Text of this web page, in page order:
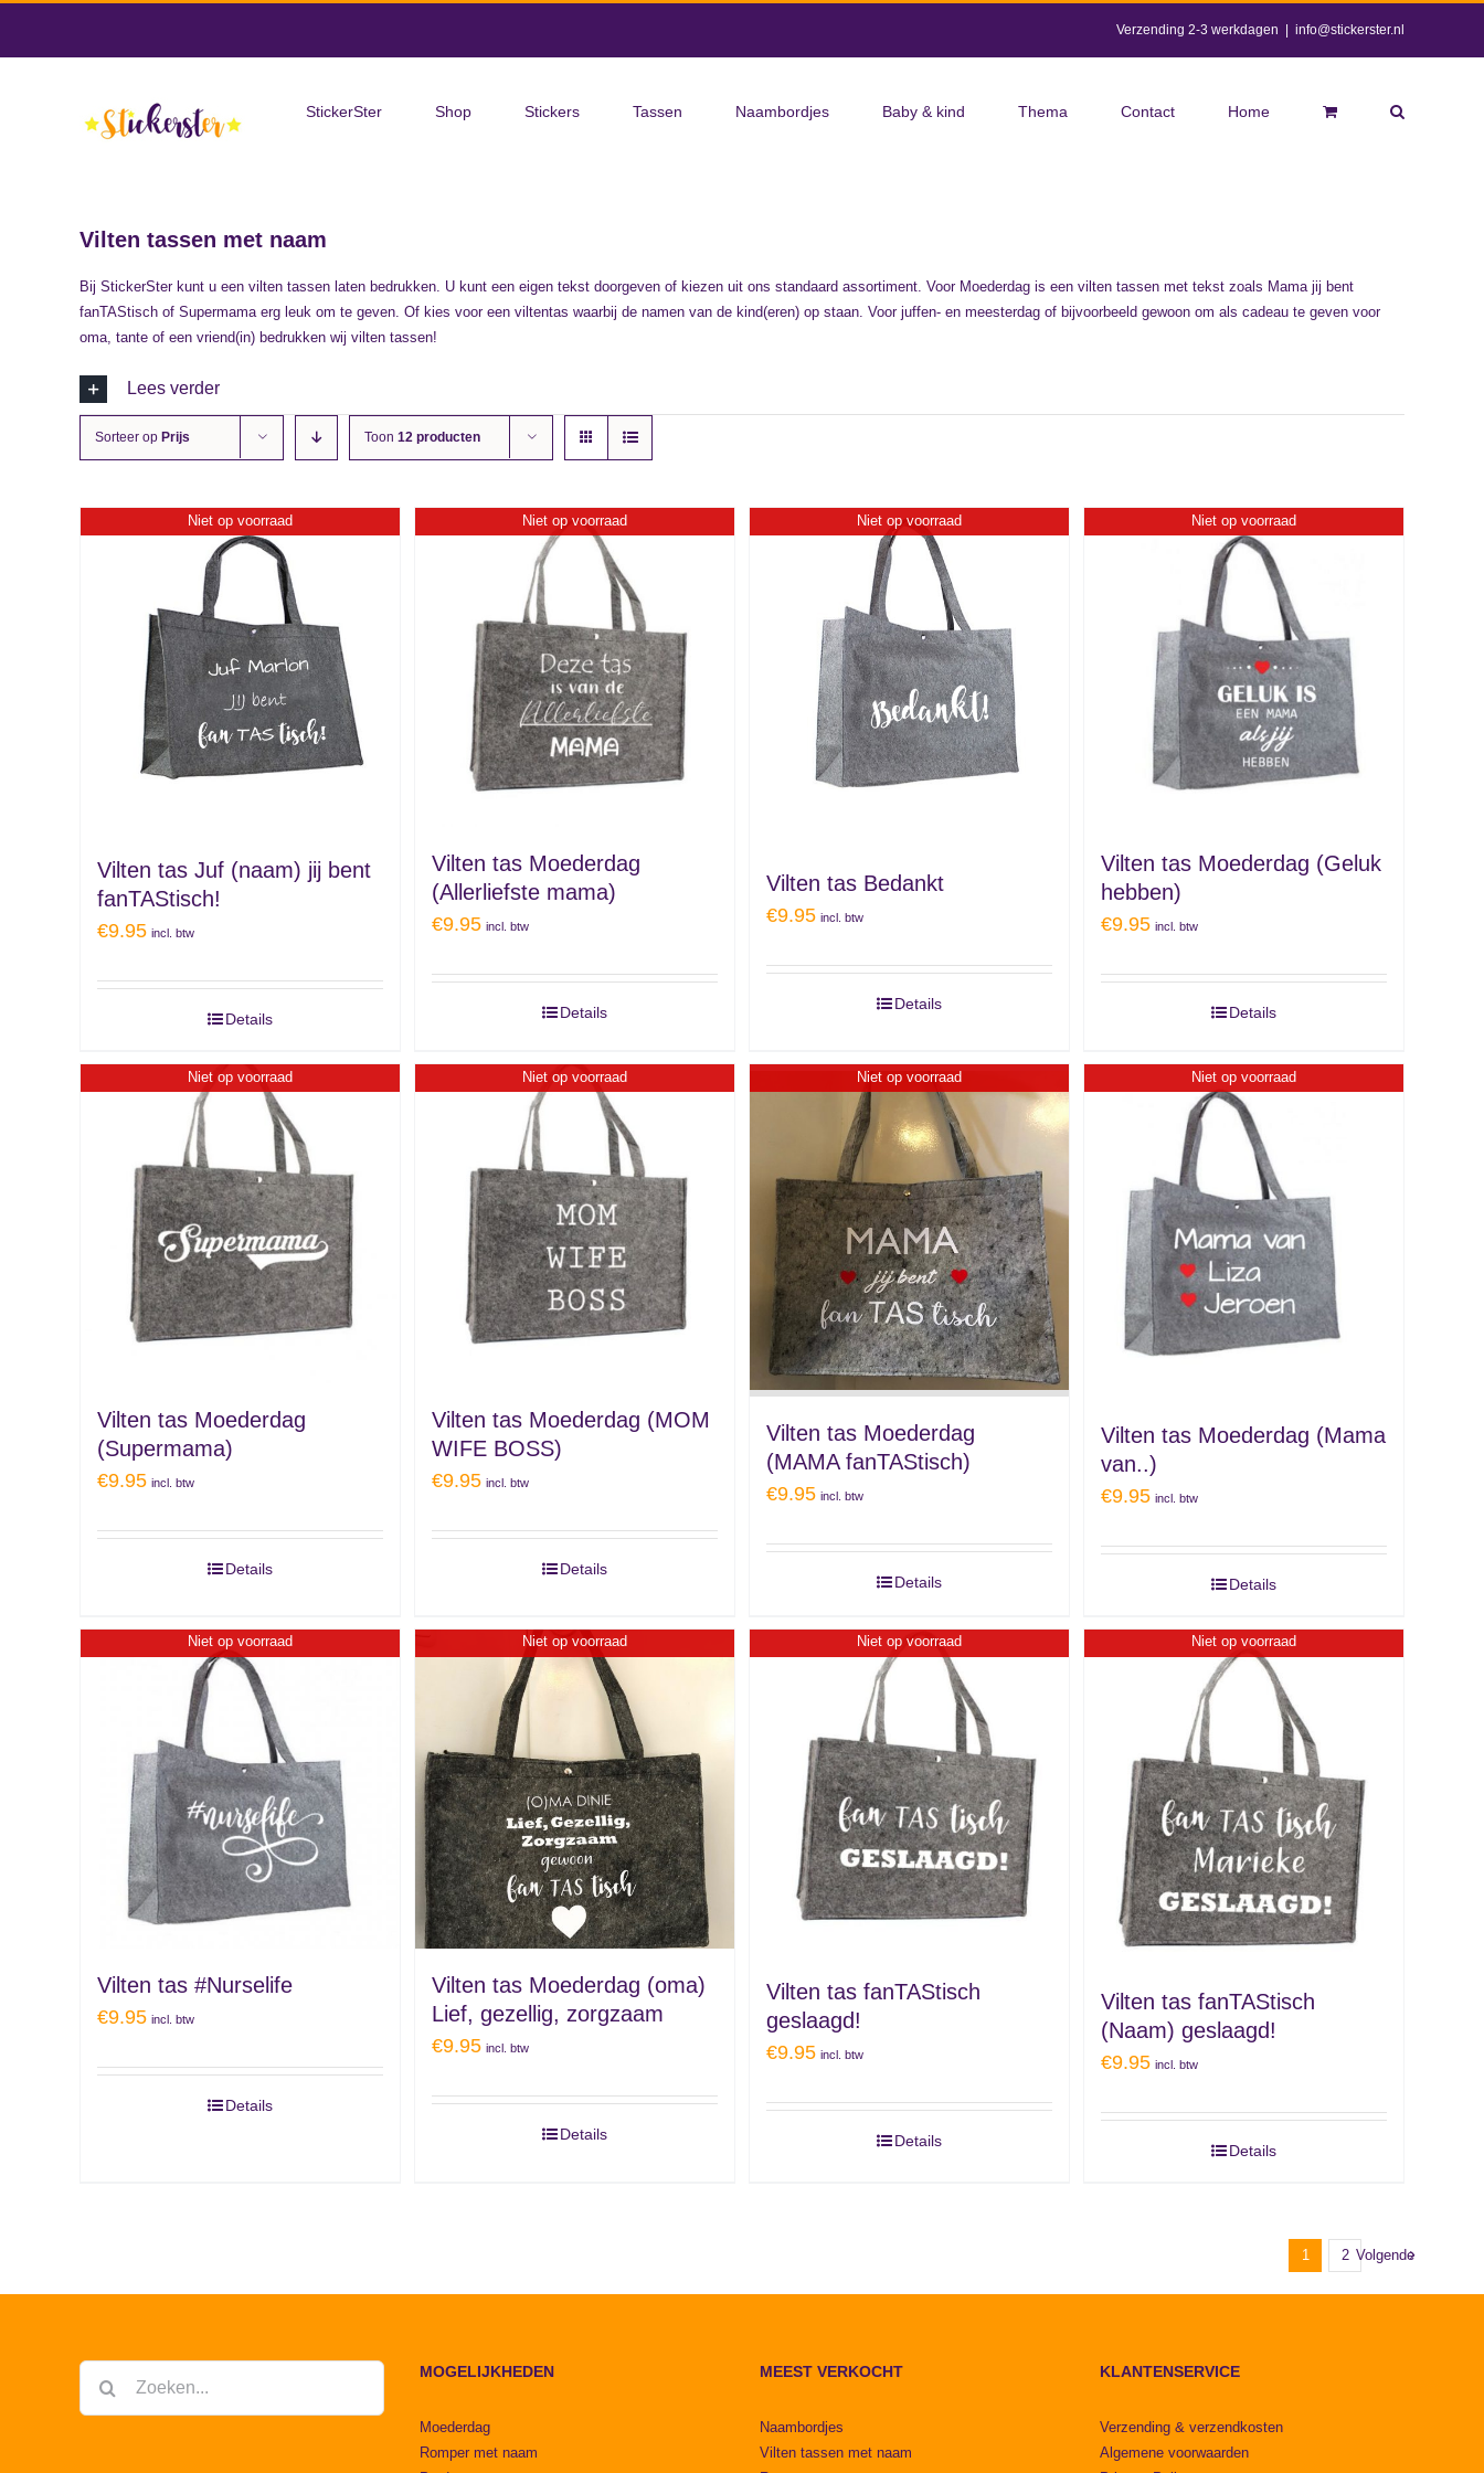
content
Verzending 2-3 werkdagen info@stickerster.nl
StickerSter Shop Stickers Tassen Naambordjes Baby & kind Thema Contact Home
Vilten tassen met naam
Bij StickerSter kunt u een vilten tassen laten bedrukken. U kunt een eigen tekst doorgeven of kiezen uit ons standaard assortiment. Voor Moederdag is een vilten tassen met tekst zoals Mama jij bent
fanTAStisch of Supermama erg leuk om te geven. Of kies voor een viltentas waarbij de namen van de kind(eren) op staan. Voor juffen- en meesterdag of bijvoorbeeld gewoon om als cadeau te geven voor
oma, tante of een vriend(in) bedrukken wij vilten tassen!
Lees verder
Sorteer op Prijs Toon 12 producten
Niet op voorraad
Vilten tas Juf (naam) jij bent
fanTAStisch!
€9.95 incl. btw
Details
Niet op voorraad
Vilten tas Moederdag
(Allerliefste mama)
€9.95 incl. btw
Details
Niet op voorraad
Vilten tas Bedankt
€9.95 incl. btw
Details
Niet op voorraad
Vilten tas Moederdag (Geluk
hebben)
€9.95 incl. btw
Details
Niet op voorraad
Vilten tas Moederdag
(Supermama)
€9.95 incl. btw
Details
Niet op voorraad
Vilten tas Moederdag (MOM
WIFE BOSS)
€9.95 incl. btw
Details
Niet op voorraad
Vilten tas Moederdag
(MAMA fanTAStisch)
€9.95 incl. btw
Details
Niet op voorraad
Vilten tas Moederdag (Mama
van..)
€9.95 incl. btw
Details
Niet op voorraad
Vilten tas #Nurselife
€9.95 incl. btw
Details
Niet op voorraad
Vilten tas Moederdag (oma)
Lief, gezellig, zorgzaam
€9.95 incl. btw
Details
Niet op voorraad
Vilten tas fanTAStisch
geslaagd!
€9.95 incl. btw
Details
Niet op voorraad
Vilten tas fanTAStisch
(Naam) geslaagd!
€9.95 incl. btw
Details
1 2 Volgende
Zoeken
naar:
MOGELIJKHEDEN
Moederdag
Romper met naam
MEEST VERKOCHT
Naambordjes
Vilten tassen met naam
KLANTENSERVICE
Verzending & verzendkosten
Algemene voorwaarden